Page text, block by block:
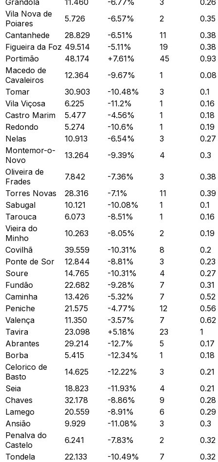
Vila Nova de
Poiares
5.726 -6.57% 2
0.35
Cantanhede
28.829 -6.51% 11
0.38
Figueira da Foz 49.514 -5.11% 19
0.38
Portimão
48.174 +7.61% 45
0.93
Macedo de
Cavaleiros
12.364 -9.67% 1
0.08
Tomar
30.903 -10.48% 3
0.1
Vila Viçosa
6.225 -11.2% 1
0.16
Castro Marim
5.477 -4.56% 1
0.18
Redondo
5.274 -10.6% 1
0.19
Nelas
10.913 -6.54% 3
0.27
Montemor-o-
Novo
13.264 -9.39% 4
0.3
Oliveira de
Frades
7.842 -7.36% 3
0.38
Torres Novas
28.316 -7.1% 11
0.39
Sabugal
10.121 -10.08% 1
0.1
Tarouca
6.073 -8.51% 1
0.16
Vieira do
Minho
10.263 -8.05% 2
0.19
Covilhã
39.559 -10.31% 8
0.2
Ponte de Sor
12.844 -8.81% 3
0.23
Soure
14.765 -10.31% 4
0.27
Fundão
22.682 -9.28% 7
0.31
Caminha
13.426 -5.32% 7
0.52
Peniche
21.575 -4.77% 12
0.56
Valença
11.350 -3.57% 7
0.62
Tavira
23.098 +5.18% 23
1
Abrantes
29.214 -12.7% 5
0.17
Borba
5.415 -12.34% 1
0.18
Celorico de
Basto
14.625 -12.22% 3
0.21
Seia
18.823 -11.93% 4
0.21
Chaves
32.178 -8.86% 9
0.28
Lamego
20.559 -8.91% 6
0.29
Ansião
9.929 -11.08% 3
0.3
Penalva do
Castelo
6.241 -7.83% 2
0.32
Tondela
22.133 -10.49% 7
0.32